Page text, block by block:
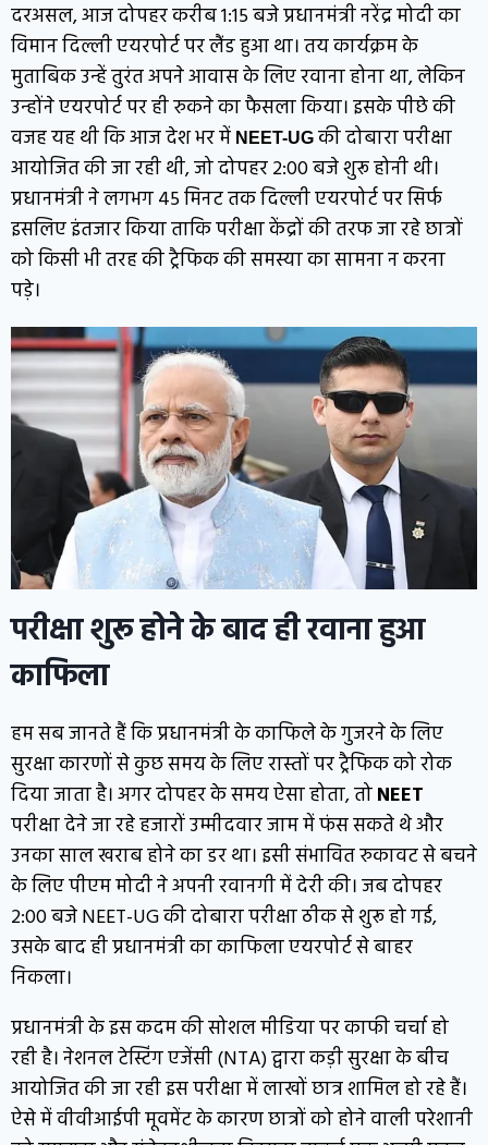
दरअसल, आज दोपहर करीब 1:15 बजे प्रधानमंत्री नरेंद्र मोदी का
विमान दिल्ली एयरपोर्ट पर लैंड हुआ था। तय कार्यक्रम के
मुताबिक उन्हें तुरंत अपने आवास के लिए रवाना होना था, लेकिन
उन्होंने एयरपोर्ट पर ही रुकने का फैसला किया। इसके पीछे की
वजह यह थी कि आज देश भर में NEET-UG की दोबारा परीक्षा
आयोजित की जा रही थी, जो दोपहर 2:00 बजे शुरू होनी थी।
प्रधानमंत्री ने लगभग 45 मिनट तक दिल्ली एयरपोर्ट पर सिर्फ
इसलिए इंतजार किया ताकि परीक्षा केंद्रों की तरफ जा रहे छात्रों
को किसी भी तरह की ट्रैफिक की समस्या का सामना न करना
पड़े।
परीक्षा शुरू होने के बाद ही रवाना हुआ
काफिला
हम सब जानते हैं कि प्रधानमंत्री के काफिले के गुजरने के लिए
सुरक्षा कारणों से कुछ समय के लिए रास्तों पर ट्रैफिक को रोक
दिया जाता है। अगर दोपहर के समय ऐसा होता, तोNEET
परीक्षा देने जा रहे हजारों उम्मीदवार जाम में फंस सकते थे और
उनका साल खराब होने का डर था। इसी संभावित रुकावट से बचने
के लिए पीएम मोदी ने अपनी रवानगी में देरी की। जब दोपहर
2:00 बजे NEET-UG की दोबारा परीक्षा ठीक से शुरू हो गई,
उसके बाद ही प्रधानमंत्री का काफिला एयरपोर्ट से बाहर
निकला।
प्रधानमंत्री के इस कदम की सोशल मीडिया पर काफी चर्चा हो
रही है। नेशनल टेस्टिंग एजेंसी (NTA) द्वारा कड़ी सुरक्षा के बीच
आयोजित की जा रही इस परीक्षा में लाखों छात्र शामिल हो रहे हैं।
ऐसे में वीवीआईपी मूवमेंट के कारण छात्रों को होने वाली परेशानी